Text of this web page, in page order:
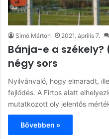
Simó Márton 2021. április 7.
Bánja-e a székely?
négy sors
Nyilvánvaló, hogy elmaradt,
fejlődés. A Firtos alatt
mutatkozott oly jelentős
Bővebben »